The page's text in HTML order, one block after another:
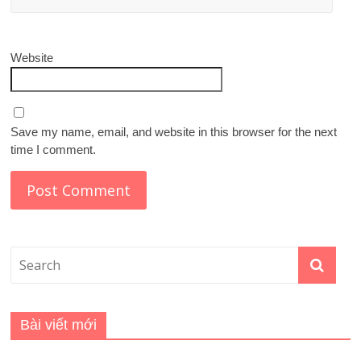
Website
Save my name, email, and website in this browser for the next
time I comment.
Bài viết mới